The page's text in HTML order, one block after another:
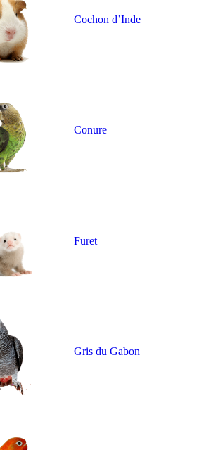
Cochon d’Inde
Conure
Furet
Gris du Gabon